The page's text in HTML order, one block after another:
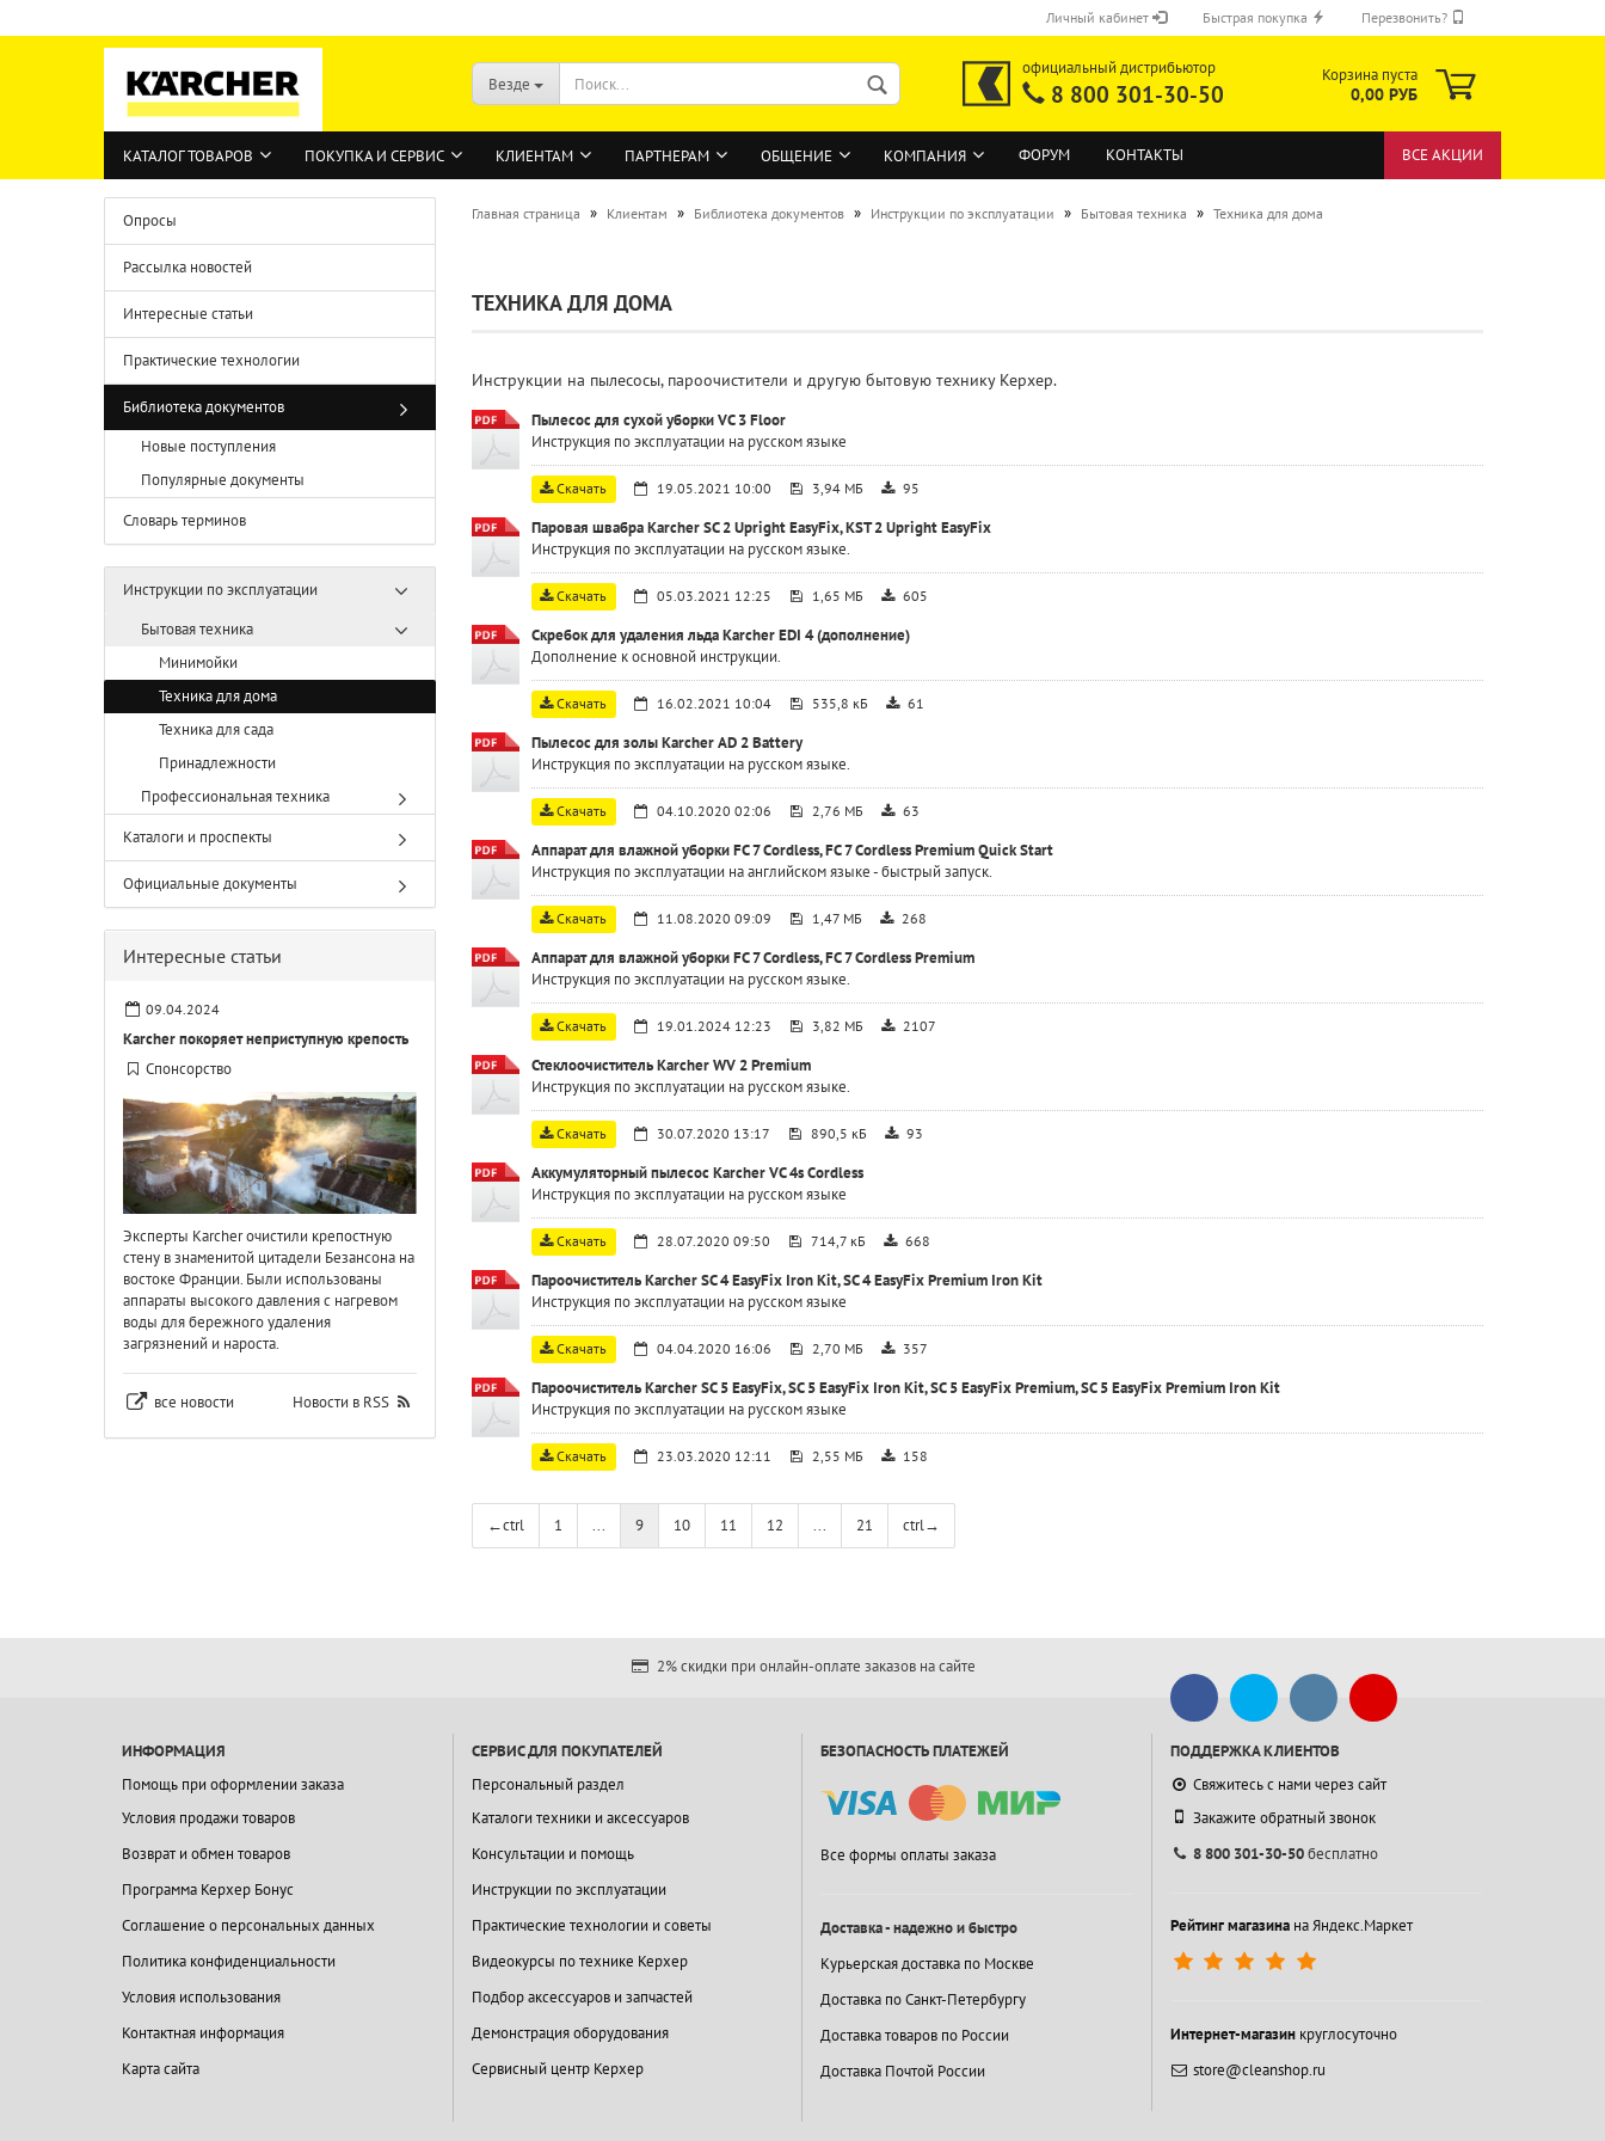
Личный кабинет Быстрая покупка Перезвонить?
Везде
официальный дистрибьютор
8 800 301-30-50
Корзина пуста
0,00 РУБ
КАТАЛОГ ТОВАРОВ ПОКУПКА И СЕРВИС КЛИЕНТАМ ПАРТНЕРАМ ОБЩЕНИЕ КОМПАНИЯ ФОРУМ КОНТАКТЫ ВСЕ АКЦИИ
Главная страница » Клиентам » Библиотека документов » Инструкции по эксплуатации » Бытовая техника » Техника для дома
ТЕХНИКА ДЛЯ ДОМА
Инструкции на пылесосы, пароочистители и другую бытовую технику Керхер.
Пылесос для сухой уборки VC 3 Floor
Инструкция по эксплуатации на русском языке
Скачать 19.05.2021 10:00 3,94 МБ 95
Паровая швабра Karcher SC 2 Upright EasyFix, KST 2 Upright EasyFix
Инструкция по эксплуатации на русском языке.
Скачать 05.03.2021 12:25 1,65 МБ 605
Скребок для удаления льда Karcher EDI 4 (дополнение)
Дополнение к основной инструкции.
Скачать 16.02.2021 10:04 535,8 кБ 61
Пылесос для золы Karcher АD 2 Battery
Инструкция по эксплуатации на русском языке.
Скачать 04.10.2020 02:06 2,76 МБ 63
Аппарат для влажной уборки FC 7 Cordless, FC 7 Cordless Premium Quick Start
Инструкция по эксплуатации на английском языке - быстрый запуск.
Скачать 11.08.2020 09:09 1,47 МБ 268
Аппарат для влажной уборки FC 7 Cordless, FC 7 Cordless Premium
Инструкция по эксплуатации на русском языке.
Скачать 19.01.2024 12:23 3,82 МБ 2107
Стеклоочиститель Karcher WV 2 Premium
Инструкция по эксплуатации на русском языке.
Скачать 30.07.2020 13:17 890,5 кБ 93
Аккумуляторный пылесос Karcher VC 4s Cordless
Инструкция по эксплуатации на русском языке
Скачать 28.07.2020 09:50 714,7 кБ 668
Пароочиститель Karcher SC 4 EasyFix Iron Kit, SC 4 EasyFix Premium Iron Kit
Инструкция по эксплуатации на русском языке
Скачать 04.04.2020 16:06 2,70 МБ 357
Пароочиститель Karcher SC 5 EasyFix, SC 5 EasyFix Iron Kit, SC 5 EasyFix Premium, SC 5 EasyFix Premium Iron Kit
Инструкция по эксплуатации на русском языке
Скачать 23.03.2020 12:11 2,55 МБ 158
←ctrl 1 ... 9 10 11 12 ... 21 ctrl→
Опросы
Рассылка новостей
Интересные статьи
Практические технологии
Библиотека документов
Новые поступления
Популярные документы
Словарь терминов
Инструкции по эксплуатации
Бытовая техника
Минимойки
Техника для дома
Техника для сада
Принадлежности
Профессиональная техника
Каталоги и проспекты
Официальные документы
Интересные статьи
09.04.2024
Karcher покоряет неприступную крепость
Спонсорство
Эксперты Karcher очистили крепостную
стену в знаменитой цитадели Безансона на
востоке Франции. Были использованы
аппараты высокого давления с нагревом
воды для бережного удаления
загрязнений и нароста.
все новости Новости в RSS
2% скидки при онлайн-оплате заказов на сайте
ИНФОРМАЦИЯ
Помощь при оформлении заказа
Условия продажи товаров
Возврат и обмен товаров
Программа Керхер Бонус
Соглашение о персональных данных
Политика конфиденциальности
Условия использования
Контактная информация
Карта сайта
СЕРВИС ДЛЯ ПОКУПАТЕЛЕЙ
Персональный раздел
Каталоги техники и аксессуаров
Консультации и помощь
Инструкции по эксплуатации
Практические технологии и советы
Видеокурсы по технике Керхер
Подбор аксессуаров и запчастей
Демонстрация оборудования
Сервисный центр Керхер
БЕЗОПАСНОСТЬ ПЛАТЕЖЕЙ
Все формы оплаты заказа
Доставка - надежно и быстро
Курьерская доставка по Москве
Доставка по Санкт-Петербургу
Доставка товаров по России
Доставка Почтой России
ПОДДЕРЖКА КЛИЕНТОВ
Свяжитесь с нами через сайт
Закажите обратный звонок
8 800 301-30-50бесплатно
Рейтинг магазинана Яндекс.Маркет
Интернет-магазинкруглосуточно
store@cleanshop.ru